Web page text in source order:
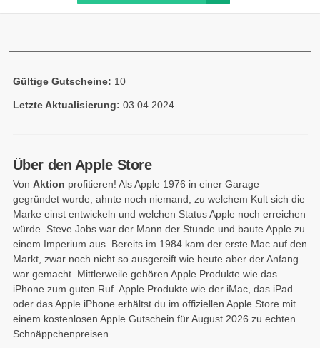
Gültige Gutscheine: 10
Letzte Aktualisierung: 03.04.2024
Über den Apple Store
Von Aktion profitieren! Als Apple 1976 in einer Garage
gegründet wurde, ahnte noch niemand, zu welchem Kult sich die
Marke einst entwickeln und welchen Status Apple noch erreichen
würde. Steve Jobs war der Mann der Stunde und baute Apple zu
einem Imperium aus. Bereits im 1984 kam der erste Mac auf den
Markt, zwar noch nicht so ausgereift wie heute aber der Anfang
war gemacht. Mittlerweile gehören Apple Produkte wie das
iPhone zum guten Ruf. Apple Produkte wie der iMac, das iPad
oder das Apple iPhone erhältst du im offiziellen Apple Store mit
einem kostenlosen Apple Gutschein für August 2026 zu echten
Schnäppchenpreisen.